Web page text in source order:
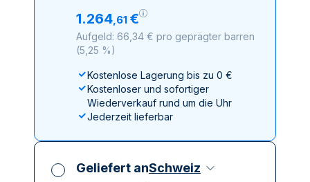
1.264,61 €
Aufgeld: 66,34 € pro geprägter barren
(5,25 %)
Kostenlose Lagerung bis zu 0 €
Kostenloser und sofortiger
Wiederverkauf rund um die Uhr
Jederzeit lieferbar
Geliefert anSchweiz